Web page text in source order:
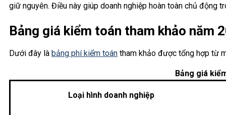
giữ nguyên. Điều này giúp doanh nghiệp hoàn toàn chủ động
Bảng giá kiểm toán tham khảo năm
Dưới đây là bảng phí kiểm toán tham khảo được tổng hợp từ
Bảng giá
Loại hình doanh nghiệp